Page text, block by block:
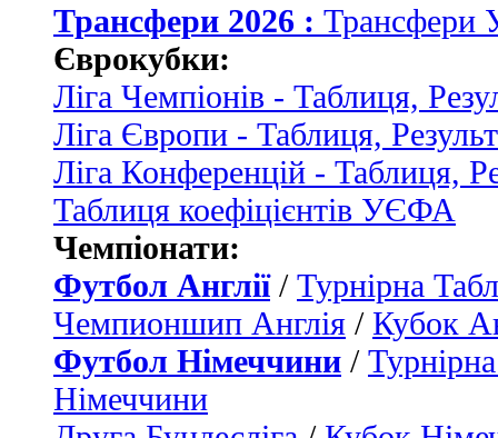
Трансфери 2026 : Трансфери
Єврокубки:
Ліга Чемпіонів - Таблиця,
Ліга Європи - Таблиця,
Ліга Конференцій - Таблиця,
Таблиця коефіцієнтів УЄФА
Чемпіонати:
Футбол Англії/ Турнірна
Чемпионшип Англія / Кубок
Футбол Німеччини /
Німеччини